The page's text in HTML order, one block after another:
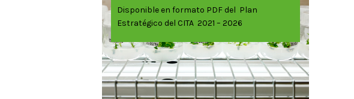
Disponible en formato PDF del Plan
Estratégico del CITA 2021 – 2026